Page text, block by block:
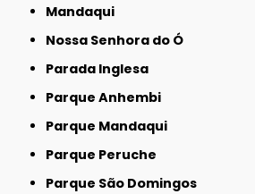
Mandaqui
Nossa Senhora do Ó
Parada Inglesa
Parque Anhembi
Parque Mandaqui
Parque Peruche
Parque São Domingos